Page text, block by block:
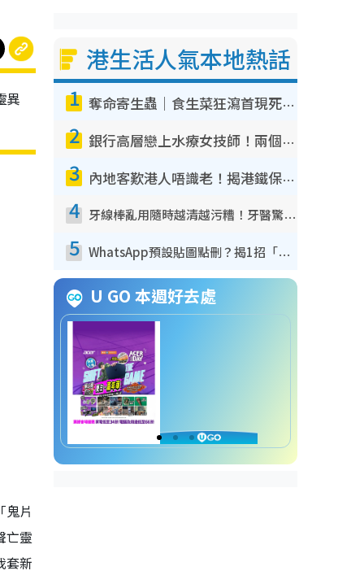
異
片
亡靈
套新
港生活人氣本地熱話
1 奪命寄生蟲｜食生菜狂瀉首現死者！疫潮惡化錄1.8萬宗病例 揭洗菜3大謬誤
2 銀行高層戀上水療女技師！兩個月借128萬驚覺「沉船」沉落火海 揭背後疑似邪教操控賣淫
3 內地客歎港人唔識老！揭港鐵保鮮級冷氣 港人求放過：咪投訴
4 牙線棒亂用隨時越清越污糟！牙醫驚揭盲目過戶細菌恐致蛀牙：呢種先係日常真保養
5 WhatsApp預設貼圖點刪？揭1招「反向操作」還原簡潔介面 附3步實測教學
U GO 本週好去處